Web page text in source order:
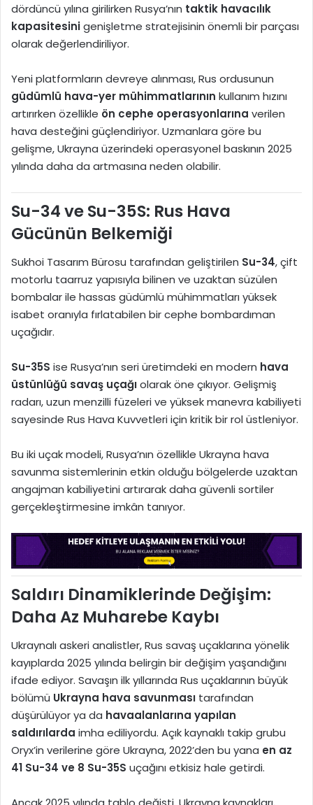
dördüncü yılına girilirken Rusya’nın taktik havacılık
kapasitesinigenişletme stratejisinin önemli bir parçası
olarak değerlendiriliyor.
Yeni platformların devreye alınması, Rus ordusunun
güdümlü hava-yer mühimmatlarının kullanım hızını
artırırken özellikle ön cephe operasyonlarına verilen
hava desteğini güçlendiriyor. Uzmanlara göre bu
gelişme, Ukrayna üzerindeki operasyonel baskının 2025
yılında daha da artmasına neden olabilir.
Su-34 ve Su-35S: Rus Hava
Gücünün Belkemiği
Sukhoi Tasarım Bürosu tarafından geliştirilen Su-34, çift
motorlu taarruz yapısıyla bilinen ve uzaktan süzülen
bombalar ile hassas güdümlü mühimmatları yüksek
isabet oranıyla fırlatabilen bir cephe bombardıman
uçağıdır.
Su-35S ise Rusya’nın seri üretimdeki en modern hava
üstünlüğü savaş uçağıolarak öne çıkıyor. Gelişmiş
radarı, uzun menzilli füzeleri ve yüksek manevra kabiliyeti
sayesinde Rus Hava Kuvvetleri için kritik bir rol üstleniyor.
Bu iki uçak modeli, Rusya’nın özellikle Ukrayna hava
savunma sistemlerinin etkin olduğu bölgelerde uzaktan
angajman kabiliyetini artırarak daha güvenli sortiler
gerçekleştirmesine imkân tanıyor.
Saldırı Dinamiklerinde Değişim:
Daha Az Muharebe Kaybı
Ukraynalı askeri analistler, Rus savaş uçaklarına yönelik
kayıplarda 2025 yılında belirgin bir değişim yaşandığını
ifade ediyor. Savaşın ilk yıllarında Rus uçaklarının büyük
bölümü Ukrayna hava savunması tarafından
düşürülüyor ya da havaalanlarına yapılan
saldırılarda imha ediliyordu. Açık kaynaklı takip grubu
Oryx’in verilerine göre Ukrayna, 2022’den bu yana en az
41 Su-34 ve 8 Su-35S uçağını etkisiz hale getirdi.